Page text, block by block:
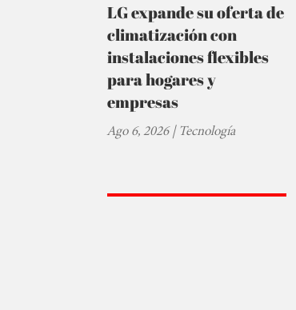
LG expande su oferta de
climatización con
instalaciones flexibles
para hogares y
empresas
Ago 6, 2026|Tecnología